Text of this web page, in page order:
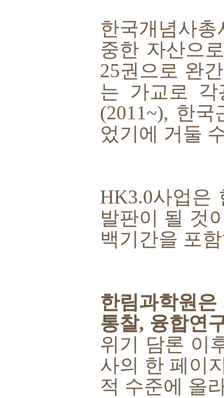
한국개념사총
중한 자산으
25권으로 완
는 가교로
(2011~), 한국
었기에 거둘
HK3.0사업은
발판이 될 것
백기간을 포
한림과학원
통찰, 융합연
위기 담론 이
사의 한 페이
적 수준에 올